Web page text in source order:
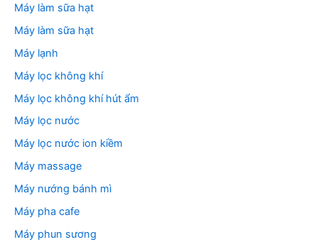
Máy làm sữa hạt
Máy làm sữa hạt
Máy lạnh
Máy lọc không khí
Máy lọc không khí hút ẩm
Máy lọc nước
Máy lọc nước ion kiềm
Máy massage
Máy nướng bánh mì
Máy pha cafe
Máy phun sương